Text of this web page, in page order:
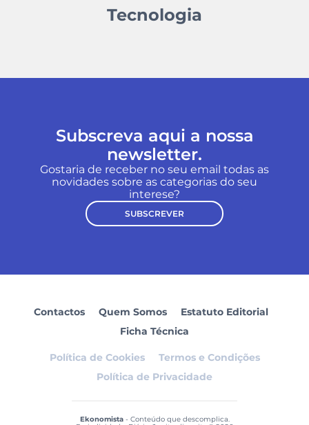
Tecnologia
Subscreva aqui a nossa
newsletter.
Gostaria de receber no seu email todas as
novidades sobre as categorias do seu
interese?
SUBSCREVER
Contactos Quem Somos
Estatuto Editorial
Ficha Técnica
Política de Cookies
Termos e Condições
Política de Privacidade
Ekonomista- Conteúdo que descomplica.